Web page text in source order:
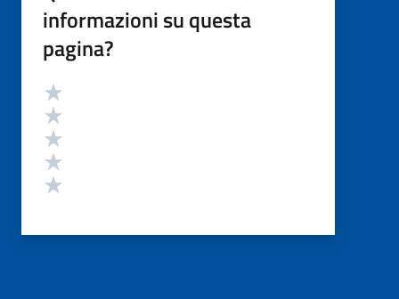
informazioni su questa
pagina?
Valutazione